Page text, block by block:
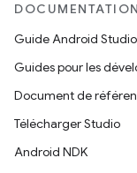
Guide Android Studio
Guides pour les
Document de
Télécharger Studio
Android NDK